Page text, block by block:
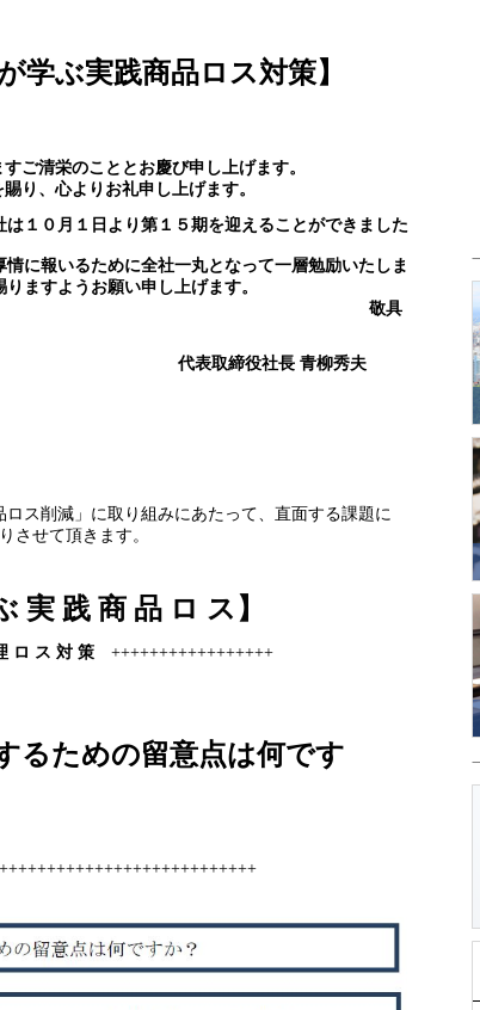
学ぶ実践商品ロス対策】
ご清栄のこととお慶び申し上げます。
り、心よりお礼申し上げます。
１０月１日より第１５期を迎えることができました
に報いるために全社一丸となって一層勉励いたしま
ますようお願い申し上げます。
敬具
社長 青柳秀夫
ス削減」に取り組みにあたって、直面する課題に
させて頂きます。
実 践 商 品 ロ ス 】
ロ ス 対 策 +++++++++++++++++
るための留意点は何です